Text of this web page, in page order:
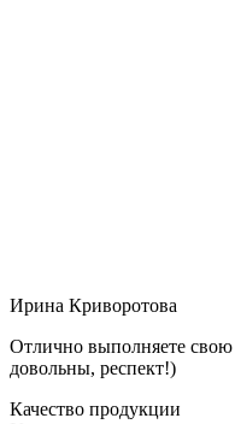
Ирина Криворотова
Отлично выполняете свою
довольны, респект!)
Качество продукции